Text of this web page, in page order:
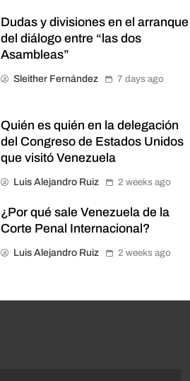
Dudas y divisiones en el arranque
del diálogo entre “las dos
Asambleas”
Sleither Fernández 7 days ago
Quién es quién en la delegación
del Congreso de Estados Unidos
que visitó Venezuela
Luis Alejandro Ruiz 2 weeks ago
¿Por qué sale Venezuela de la
Corte Penal Internacional?
Luis Alejandro Ruiz 2 weeks ago